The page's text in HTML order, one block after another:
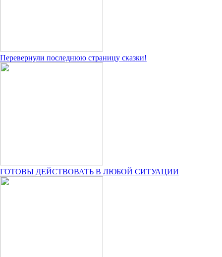
Перевернули последнюю страницу сказки!
ГОТОВЫ ДЕЙСТВОВАТЬ В ЛЮБОЙ СИТУАЦИИ